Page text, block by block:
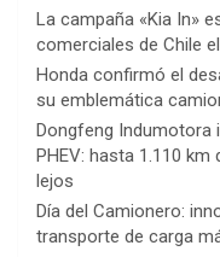
La campaña «Kia In»
comerciales de Chile
Honda confirmó el
su emblemática
Dongfeng Indumotora
PHEV: hasta 1.110
lejos
Día del Camionero:
transporte de carga